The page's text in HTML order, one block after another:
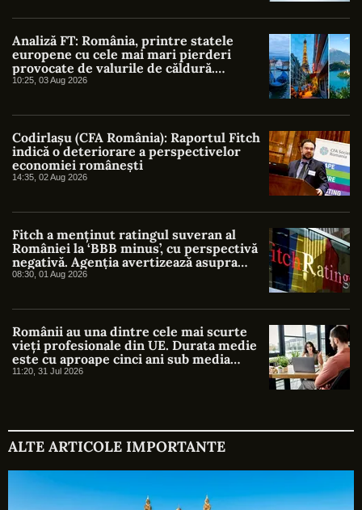
Analiză FT: România, printre statele
europene cu cele mai mari pierderi
provocate de valurile de căldură.
Costurile reale depășesc cu mult
10:25, 03 Aug 2026
Codirlașu (CFA România): Raportul Fitch
indică o deteriorare a perspectivelor
economiei românești
14:35, 02 Aug 2026
Fitch a menținut ratingul suveran al
României la ‘BBB minus’, cu perspectivă
negativă. Agenția avertizează asupra
riscurilor fiscale și politice
08:30, 01 Aug 2026
Românii au una dintre cele mai scurte
vieți profesionale din UE. Durata medie
este cu aproape cinci ani sub media
europeană
11:20, 31 Jul 2026
ALTE ARTICOLE IMPORTANTE